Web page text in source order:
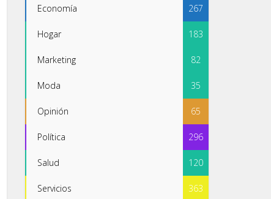
Economía 267
Hogar 183
Marketing 82
Moda 35
Opinión 65
Política 296
Salud 120
Servicios 363